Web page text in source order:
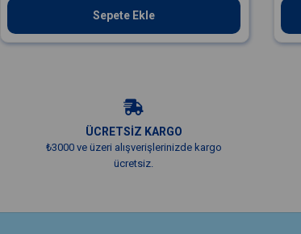
Sepete Ekle
ÜCRETSİZ KARGO
₺3000 ve üzeri alışverişlerinizde kargo
ücretsiz.